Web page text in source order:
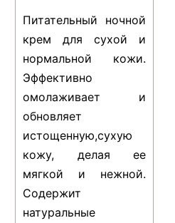
Питательный ночной
крем для сухой и
нормальной кожи.
Эффективно
омолаживает и
обновляет
истощенную,сухую
кожу, делая ее
мягкой и нежной.
Содержит
натуральные